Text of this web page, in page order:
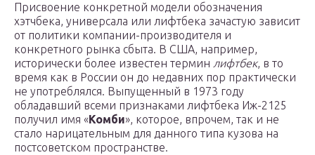
Присвоение конкретной модели обозначения
хэтчбека, универсала или лифтбека зачастую зависит
от политики компании-производителя и
конкретного рынка сбыта. В США, например,
исторически более известен термин лифтбек, в то
время как в России он до недавних пор практически
не употреблялся. Выпущенный в 1973 году
обладавший всеми признаками лифтбека Иж-2125
получил имя «Комби», которое, впрочем, так и не
стало нарицательным для данного типа кузова на
постсоветском пространстве.